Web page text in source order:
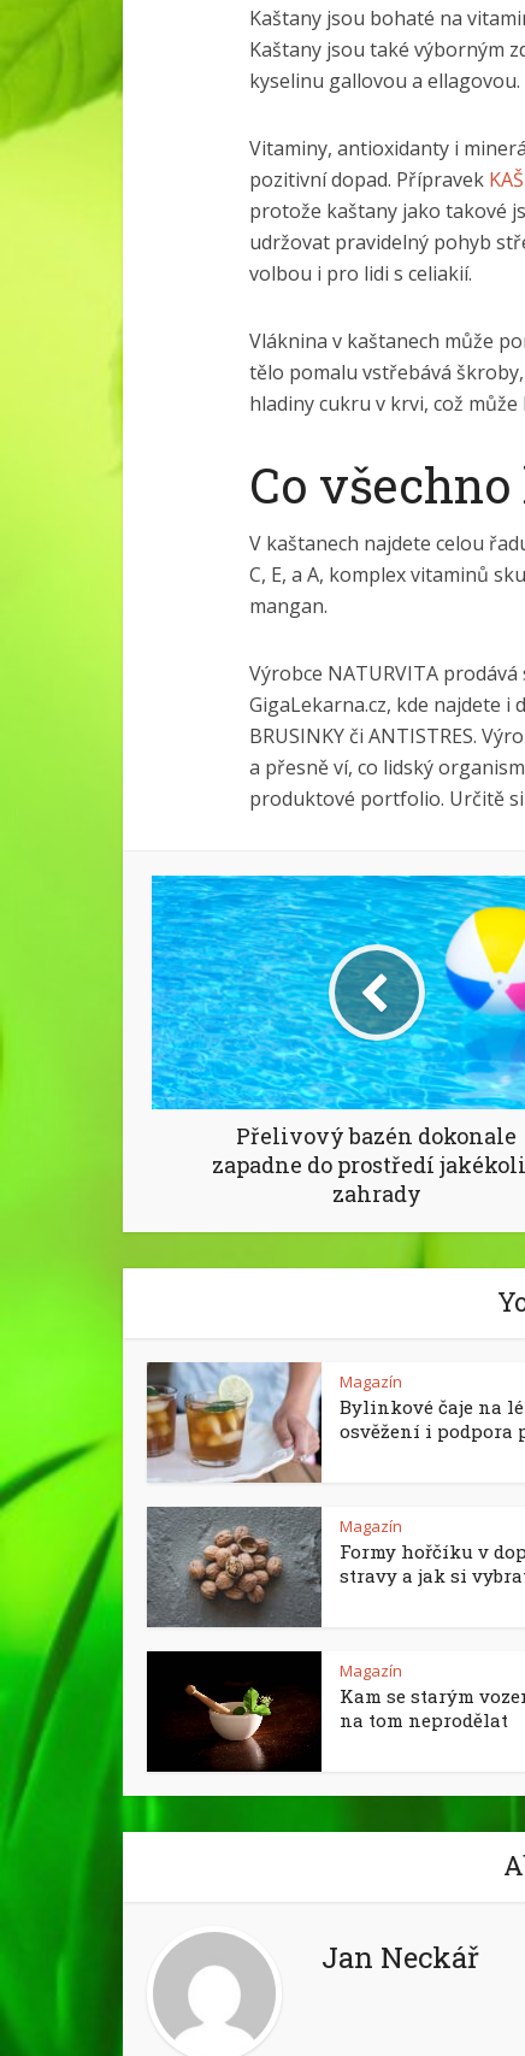
Kaštany jsou bohaté na
Kaštany jsou také výborným
kyselinu gallovou a ellagovou.
Vitaminy, antioxidanty i
pozitivní dopad. Přípravek
protože kaštany jako takové
udržovat pravidelný pohyb
volbou i pro lidi s celiakií.
Vláknina v kaštanech může
tělo pomalu vstřebává
hladiny cukru v krvi, což
Co
V kaštanech najdete celou
C, E, a A, komplex vitaminů
mangan.
Výrobce NATURVITA
GigaLekarna.cz, kde najdete i
BRUSINKY či ANTISTRES.
a přesně ví, co lidský
produktové portfolio. Určitě
Přelivový bazén dokonale
zapadne do prostředí
zahrady
Magazín
Bylinkové čaje na
osvěžení i podpora
Magazín
Formy hořčíku v
stravy a jak si
Magazín
Kam se starým
na tom neprodělat
Jan Neckář